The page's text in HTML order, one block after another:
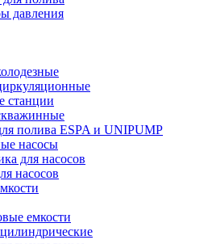
давления
станции
полива ESPA и UNIPUMP
насосы
для насосов
насосов
емкости